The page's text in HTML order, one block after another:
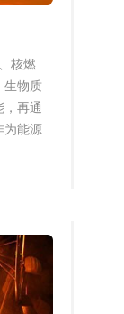
核燃
生物质
，再通
为能源